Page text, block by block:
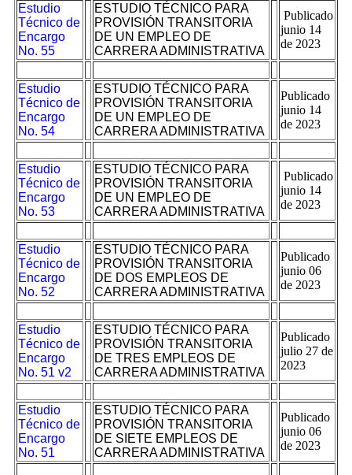
Estudio
Técnico de
Encargo
No. 55
ESTUDIO TÉCNICO PARA
PROVISIÓN TRANSITORIA
DE UN EMPLEO DE
CARRERA ADMINISTRATIVA
Publicado
junio 14
de 2023
Estudio
Técnico de
Encargo
No. 54
ESTUDIO TÉCNICO PARA
PROVISIÓN TRANSITORIA
DE UN EMPLEO DE
CARRERA ADMINISTRATIVA
Publicado
junio 14
de 2023
Estudio
Técnico de
Encargo
No. 53
ESTUDIO TÉCNICO PARA
PROVISIÓN TRANSITORIA
DE UN EMPLEO DE
CARRERA ADMINISTRATIVA
Publicado
junio 14
de 2023
Estudio
Técnico de
Encargo
No. 52
ESTUDIO TÉCNICO PARA
PROVISIÓN TRANSITORIA
DE DOS EMPLEOS DE
CARRERA ADMINISTRATIVA
Publicado
junio 06
de 2023
Estudio
Técnico de
Encargo
No. 51 v2
ESTUDIO TÉCNICO PARA
PROVISIÓN TRANSITORIA
DE TRES EMPLEOS DE
CARRERA ADMINISTRATIVA
Publicado
julio 27 de
2023
Estudio
Técnico de
Encargo
No. 51
ESTUDIO TÉCNICO PARA
PROVISIÓN TRANSITORIA
DE SIETE EMPLEOS DE
CARRERA ADMINISTRATIVA
Publicado
junio 06
de 2023